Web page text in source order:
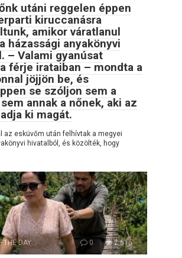
utáni reggelen éppen
kiruccanásra
amikor váratlanul
házassági anyakönyvi
– Valami gyanúsat
férje irataiban – mondta a
jöjjön be, és
se szóljon sem a
annak a nőnek, aki az
ki magát.
az esküvőm után felhívtak a megyei
hivatalból, és közölték, hogy
THE DAY 0 2,516